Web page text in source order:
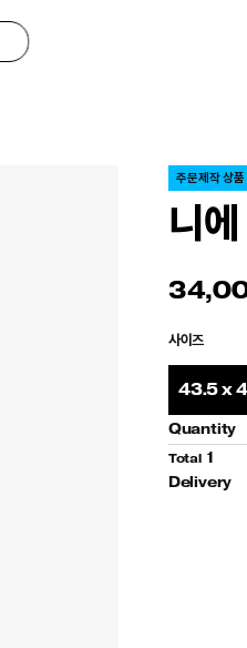
주문제작 상품
니
사이즈
43.5 x
Quantity
Total 1
Delivery